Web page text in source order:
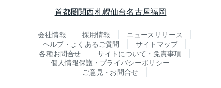
首都圏関西札幌仙台名古屋福岡
会社情報 採用情報
ニュースリリース
ヘルプ・よくあるご質問
サイトマップ
各種お問合せ
サイトについて・免責事項
個人情報保護・プライバシーポリシー
ご意見・お問合せ